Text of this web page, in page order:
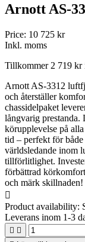
Arnott AS-
Price: 10 725 kr
Inkl. moms
Tillkommer 2 719 kr
Arnott AS-3312
och återställer
chassidelpaket
långvarig
körupplevelse på
tid – perfekt för både
världsledande inom
tillförlitlighet.
förbättrad
och märk skillnaden!

Product availability:
Leverans inom 1-3
 